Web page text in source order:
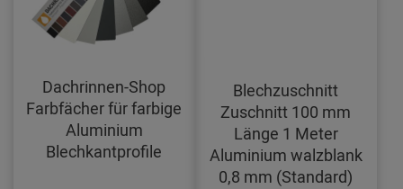
Dachrinnen-Shop
Farbfächer für farbige
Aluminium
Blechkantprofile
Blechzuschnitt
Zuschnitt 100 mm
Länge 1 Meter
Aluminium walzblank
0,8 mm (Standard)